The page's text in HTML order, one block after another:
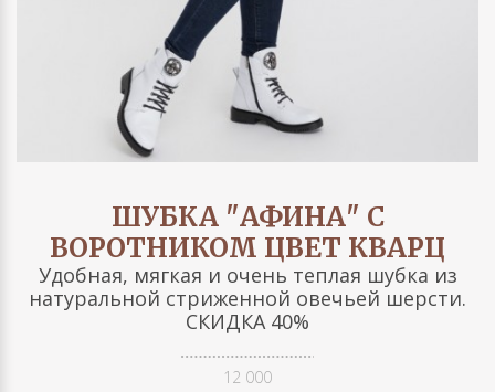
ШУБКА "АФИНА" С
ВОРОТНИКОМ ЦВЕТ КВАРЦ
Удобная, мягкая и очень теплая шубка из
натуральной стриженной овечьей шерсти.
СКИДКА 40%
12 000